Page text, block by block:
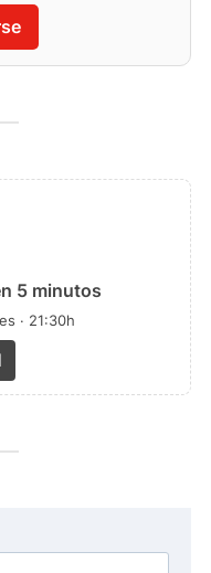
5 minutos
· 21:30h